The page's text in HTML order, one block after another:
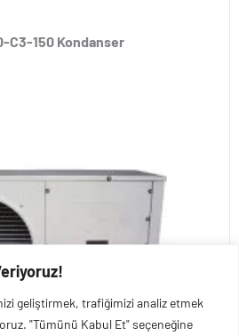
geliştirmek, trafiğimizi analiz etmek
"Tümünü Kabul Et" seçeneğine
C3-150 Kondanser